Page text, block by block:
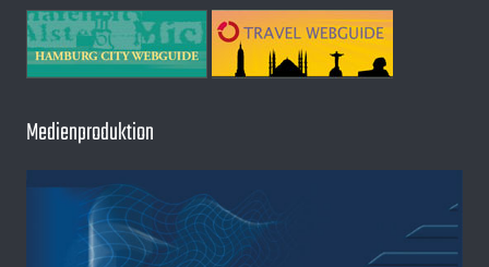
Medienproduktion